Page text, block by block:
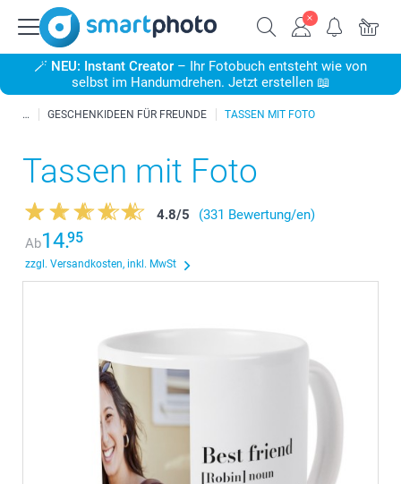
🪄 NEU: Instant Creator – Ihr Fotobuch entsteht wie von
selbst im Handumdrehen. Jetzt erstellen 📖
GESCHENKIDEEN FÜR FREUNDE TASSEN MIT FOTO
Tassen mit Foto
4.8/5
(331 Bewertung/en)
Ab14.95
zzgl. Versandkosten, inkl. MwSt